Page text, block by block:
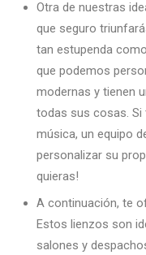
Otra de nuestras
que seguro
tan estupenda
que podemos
modernas y tienen
todas sus cosas. Si
música, un equipo
personalizar su
quieras!
A continuación, te
Estos lienzos son
salones y